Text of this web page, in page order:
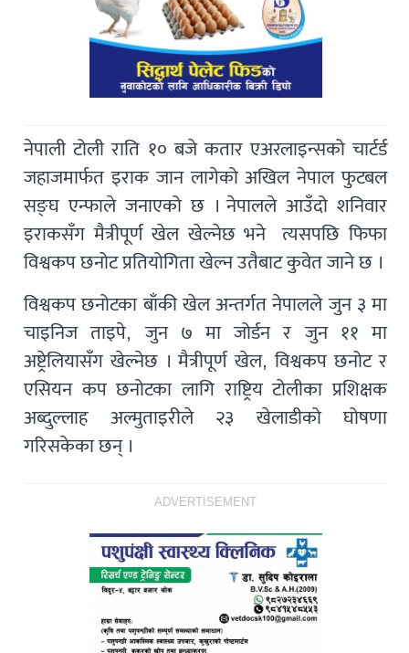
नेपाली टोली राति १० बजे कतार एअरलाइन्सको चार्टर्ड
जहाजमार्फत इराक जान लागेको अखिल नेपाल फुटबल
सङ्घ एन्फाले जनाएको छ । नेपालले आउँदो शनिवार
इराकसँग मैत्रीपूर्ण खेल खेल्नेछ भने त्यसपछि फिफा
विश्वकप छनोट प्रतियोगिता खेल्न उतैबाट कुवेत जाने छ ।
विश्वकप छनोटका बाँकी खेल अन्तर्गत नेपालले जुन ३ मा
चाइनिज ताइपे, जुन ७ मा जोर्डन र जुन ११ मा
अष्ट्रेलियासँग खेल्नेछ । मैत्रीपूर्ण खेल, विश्वकप छनोट र
एसियन कप छनोटका लागि राष्ट्रिय टोलीका प्रशिक्षक
अब्दुल्लाह अल्मुताइरीले २३ खेलाडीको घोषणा
गरिसकेका छन् ।
ADVERTISEMENT